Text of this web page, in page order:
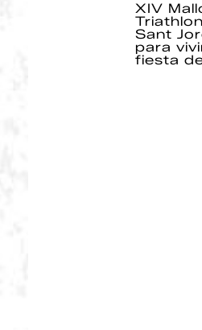
XIV
Sant
para
fiesta